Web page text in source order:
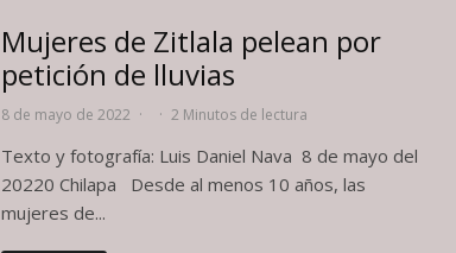
Mujeres de Zitlala pelean por
petición de lluvias
8 de mayo de 2022 · · 2 Minutos de lectura
Texto y fotografía: Luis Daniel Nava 8 de mayo del
20220 Chilapa Desde al menos 10 años, las
mujeres de...